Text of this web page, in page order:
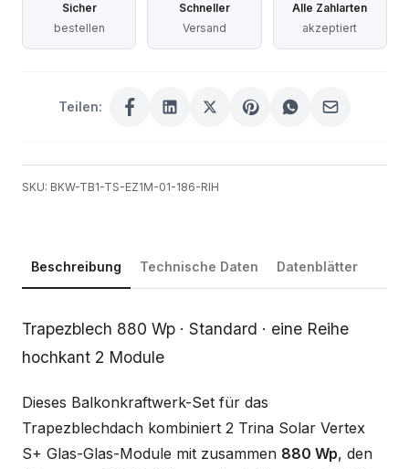
Sicher
bestellen
Schneller
Versand
Alle Zahlarten
akzeptiert
Teilen:
SKU: BKW-TB1-TS-EZ1M-01-186-RIH
Beschreibung Technische Daten Datenblätter
Beschreibung
Trapezblech 880 Wp · Standard · eine Reihe
hochkant 2 Module
Dieses Balkonkraftwerk-Set für das
Trapezblechdach kombiniert 2 Trina Solar Vertex
S+ Glas-Glas-Module mit zusammen 880 Wp, den